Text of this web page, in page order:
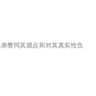
赞同其观点和对其真实性负